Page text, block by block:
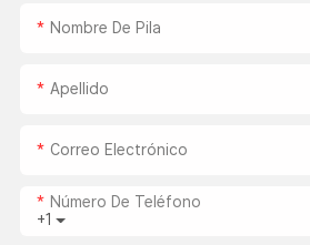
Nombre De Pila
Apellido
Correo Electrónico
+1
Número De Teléfono